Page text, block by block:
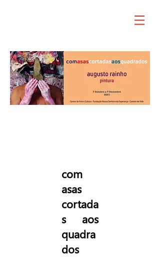
com
asas
cortada
s aos
quadra
dos